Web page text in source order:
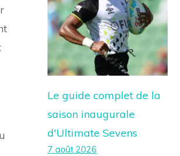
Le guide complet de la
saison inaugurale
d'Ultimate Sevens
7 août 2026